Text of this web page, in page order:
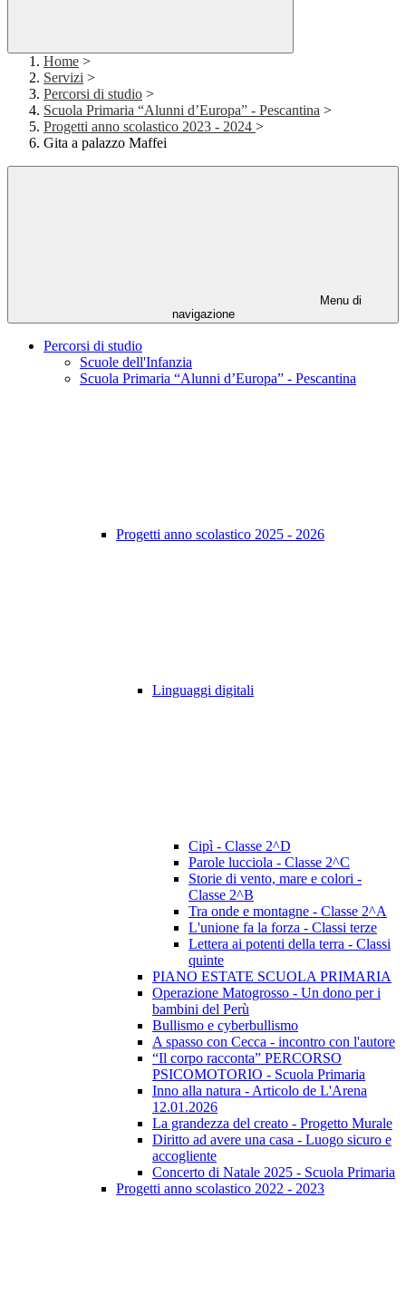
Home >
Servizi >
Percorsi di studio >
Scuola Primaria “Alunni d’Europa” - Pescantina >
Progetti anno scolastico 2023 - 2024 >
Gita a palazzo Maffei
Menu di
navigazione
Percorsi di studio
Scuole dell'Infanzia
Scuola Primaria “Alunni d’Europa” - Pescantina
Progetti anno scolastico 2025 - 2026
Linguaggi digitali
Cipì - Classe 2^D
Parole lucciola - Classe 2^C
Storie di vento, mare e colori -
Classe 2^B
Tra onde e montagne - Classe 2^A
L'unione fa la forza - Classi terze
Lettera ai potenti della terra - Classi
quinte
PIANO ESTATE SCUOLA PRIMARIA
Operazione Matogrosso - Un dono per i
bambini del Perù
Bullismo e cyberbullismo
A spasso con Cecca - incontro con l'autore
“Il corpo racconta” PERCORSO
PSICOMOTORIO - Scuola Primaria
Inno alla natura - Articolo de L'Arena
12.01.2026
La grandezza del creato - Progetto Murale
Diritto ad avere una casa - Luogo sicuro e
accogliente
Concerto di Natale 2025 - Scuola Primaria
Progetti anno scolastico 2022 - 2023